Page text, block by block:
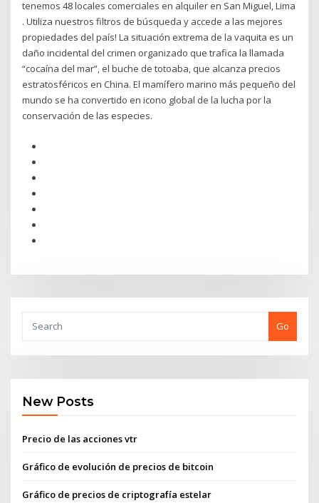
tenemos 48 locales comerciales en alquiler en San Miguel, Lima
. Utiliza nuestros filtros de búsqueda y accede a las mejores
propiedades del país! La situación extrema de la vaquita es un
daño incidental del crimen organizado que trafica la llamada
“cocaína del mar”, el buche de totoaba, que alcanza precios
estratosféricos en China. El mamífero marino más pequeño del
mundo se ha convertido en icono global de la lucha por la
conservación de las especies.
Go
New Posts
Precio de las acciones vtr
Gráfico de evolución de precios de bitcoin
Gráfico de precios de criptografía estelar